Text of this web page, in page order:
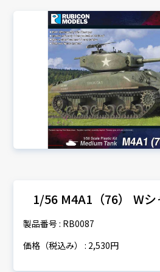
1/56 M4A1（76） W
製品番号 : RB0087
価格（税込み） : 2,530円